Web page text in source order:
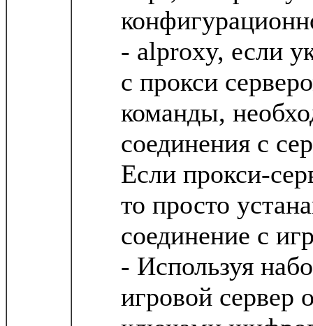
- alproxy, если
с прокси
команды,
соединения с
Если прокси-
то просто
соединение с
- Используя
игровой сервер